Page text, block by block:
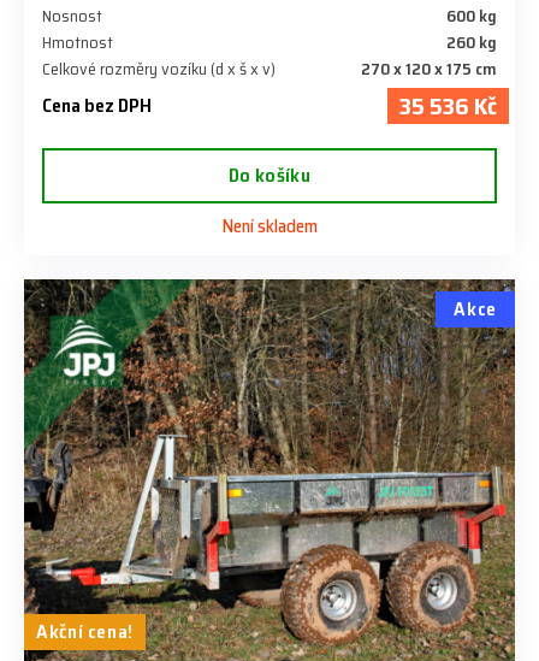
Nosnost
600 kg
Hmotnost
260 kg
Celkové rozměry vozíku (d x š x v)
270 x 120 x 175 cm
Cena bez DPH 35 536 Kč
Do košíku
Není skladem
Akce
Akční cena!